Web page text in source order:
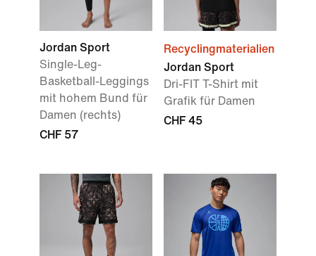
Jordan Sport
Single-Leg-
Basketball-Leggings
mit hohem Bund für
Damen (rechts)
CHF 57
Recyclingmaterialien
Jordan Sport
Dri-FIT T-Shirt mit
Grafik für Damen
CHF 45